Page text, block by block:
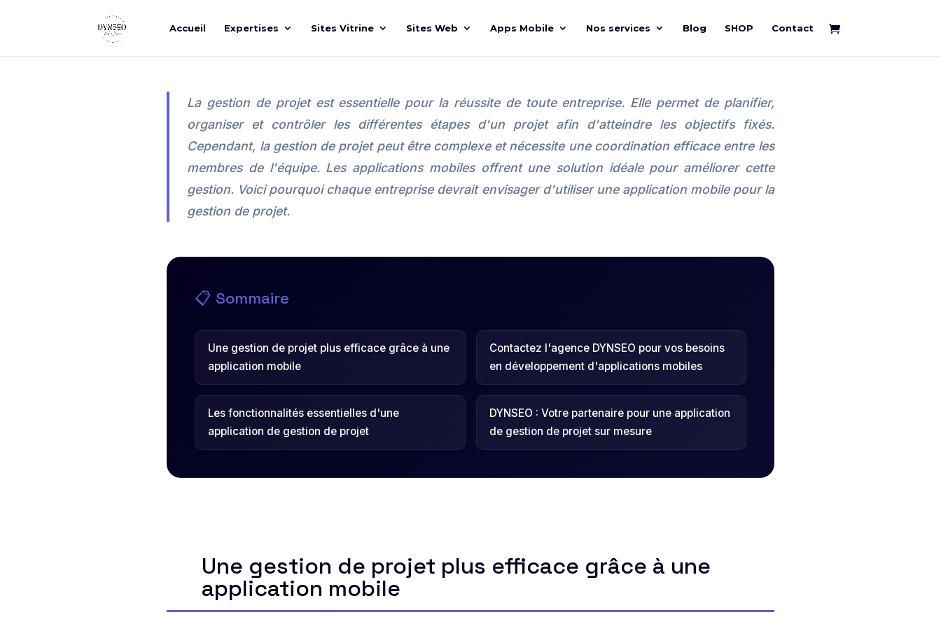
Accueil Expertises Sites Vitrine Sites Web Apps Mobile Nos services Blog SHOP Contact
La gestion de projet est essentielle pour la réussite de toute entreprise. Elle permet de planifier,
organiser et contrôler les différentes étapes d'un projet afin d'atteindre les objectifs fixés.
Cependant, la gestion de projet peut être complexe et nécessite une coordination efficace entre les
membres de l'équipe. Les applications mobiles offrent une solution idéale pour améliorer cette
gestion. Voici pourquoi chaque entreprise devrait envisager d'utiliser une application mobile pour la
gestion de projet.
📋 Sommaire
Une gestion de projet plus efficace grâce à une
application mobile
Contactez l'agence DYNSEO pour vos besoins
en développement d'applications mobiles
Les fonctionnalités essentielles d'une
application de gestion de projet
DYNSEO : Votre partenaire pour une application
de gestion de projet sur mesure
Une gestion de projet plus efficace grâce à une
application mobile